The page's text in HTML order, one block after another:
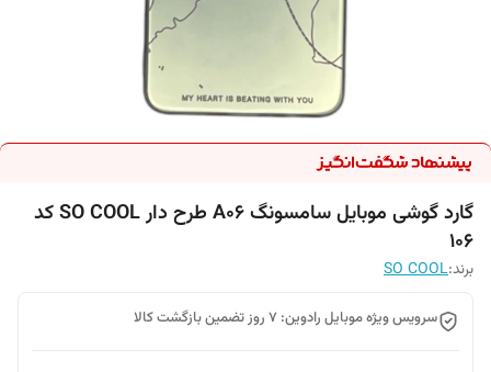
گارد گوشی موبایل سامسونگ A06 طرح دار SO COOL کد
106
برند:SO COOL
سرویس ویژه موبایل رادوین: 7 روز تضمین بازگشت کالا